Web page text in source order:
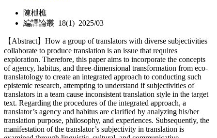
陳枻樵
編譯論叢 18(1) 2025/03
【Abstract】How a group of translators with diverse subjectivities
collaborate to produce translation is an issue that requires
exploration. Therefore, this paper aims to incorporate the concepts
of agency, habitus, and three-dimensional transformation from eco-
translatology to create an integrated approach to conducting such
epistemic research, attempting to understand if subjectivities of
translators in a team cause inconsistent translation style in the target
text. Regarding the procedures of the integrated approach, a
translator’s agency and habitus are clarified by analyzing his/her
translation purpose, philosophy, and experiences. Subsequently, the
manifestation of the translator’s subjectivity in translation is